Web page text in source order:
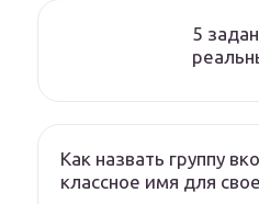
5
Как назвать группу
классное имя для